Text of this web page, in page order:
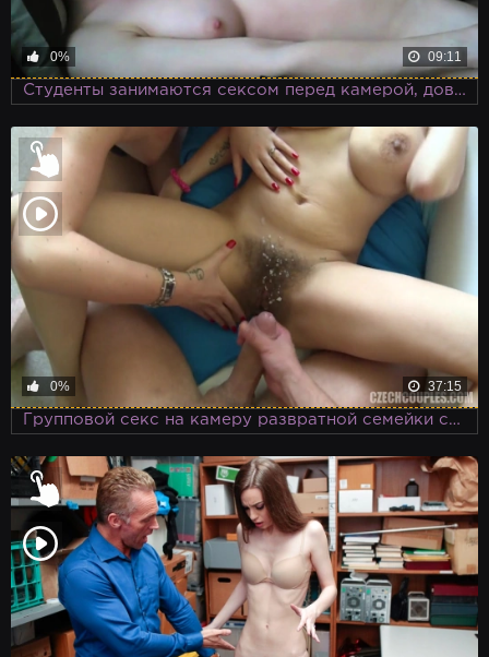
0% 09:11
Студенты занимаются сексом перед камерой, доводя друг друга до оргазма
0% 37:15
Групповой секс на камеру развратной семейки свингеров и агентов порнокастинга